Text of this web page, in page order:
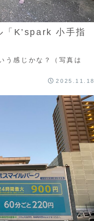
「K’spark 小手指
う感じかな？（写真は
2025.11.18